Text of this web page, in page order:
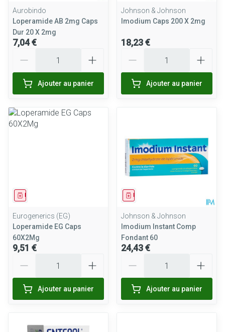
Aurobindo
Loperamide AB 2mg Caps
Dur 20 X 2mg
7,04 €
Ajouter au panier
Johnson & Johnson
Imodium Caps 200 X 2mg
18,23 €
Ajouter au panier
Eurogenerics (EG)
Loperamide EG Caps
60X2Mg
9,51 €
Ajouter au panier
Johnson & Johnson
Imodium Instant Comp
Fondant 60
24,43 €
Ajouter au panier